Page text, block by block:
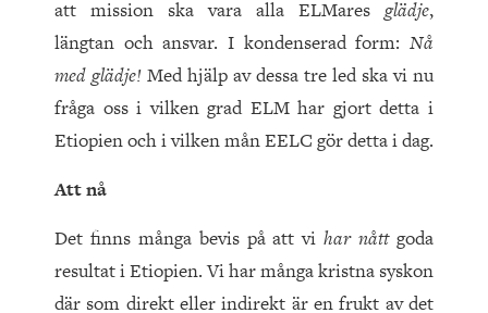
att mission ska vara alla ELMares glädje,
längtan och ansvar. I kondenserad form: Nå
med glädje! Med hjälp av dessa tre led ska vi nu
fråga oss i vilken grad ELM har gjort detta i
Etiopien och i vilken mån EELC gör detta i dag.
Att nå
Det finns många bevis på att vihar nåttgoda
resultat i Etiopien. Vi har många kristna syskon
där som direkt eller indirekt är en frukt av det